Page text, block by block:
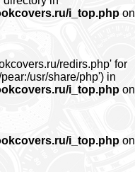
i_top.php on
redirs.php' for
usr/share/php') in
i_top.php on
i_top.php on